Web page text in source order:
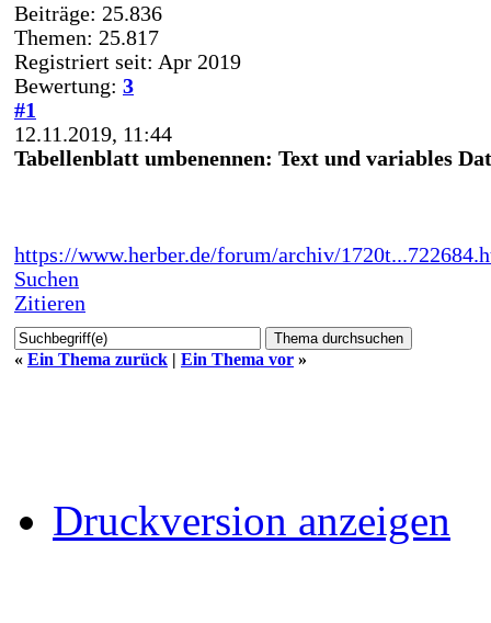
Beiträge: 25.836
Themen: 25.817
Registriert seit: Apr 2019
Bewertung: 3
#1
12.11.2019, 11:44
Tabellenblatt umbenennen: Text und variables
https://www.herber.de/forum/archiv/
Suchen
Zitieren
« Ein Thema zurück | Ein Thema vor »
Druckversion anzeigen